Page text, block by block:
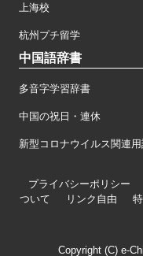
上海校
杭州プチ留学
中国語辞書
多音字学習辞書
中国の祝日・連休
新型コロナウイルス関連
プライバシーポリシー
ついて
リンク自由
Copyright (C) e-